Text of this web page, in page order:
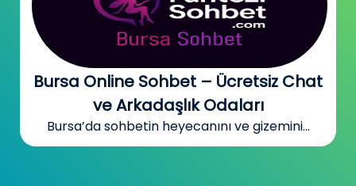
Bursa Online Sohbet – Ücretsiz Chat
ve Arkadaşlık Odaları
Bursa’da sohbetin heyecanını ve gizemini...